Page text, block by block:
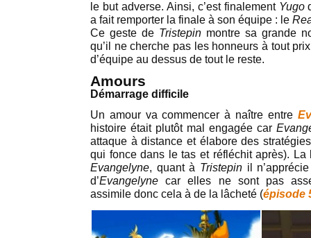
le but adverse. Ainsi, c’est finalement Yugo
a fait remporter la finale à son équipe : le
Ce geste de Tristepin montre sa grande
qu’il ne cherche pas les honneurs à tout
d’équipe au dessus de tout le reste.
Amours
Démarrage difficile
Un amour va commencer à naître entre
histoire était plutôt mal engagée car
attaque à distance et élabore des
qui fonce dans le tas et réfléchit après).
Evangelyne, quant à Tristepin il
d’Evangelynecar elles ne sont pas
assimile donc cela à de la lâcheté (épisode